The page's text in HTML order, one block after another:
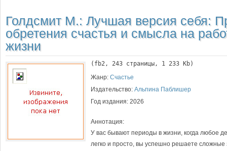
Голдсмит М.: Лучшая версия себя:
обретения счастья и смысла на
жизни
( fb2, 243 страницы, 1 233 Kb)
Жанр: Счастье
Издательство: Альпина Паблишер
Год издания: 2026
Аннотация:
У вас бывают периоды в жизни, когда любое
легко и просто, вы успешно решаете сложные